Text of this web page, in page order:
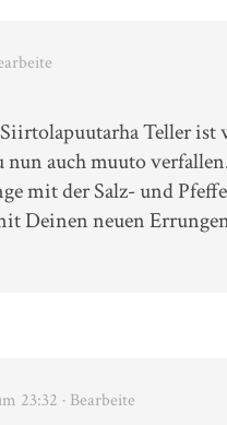
Teller ist
nun auch muuto
mit der Salz- und
Deinen neuen
23:32 · Bearbeite